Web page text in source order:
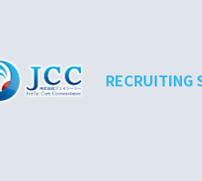
RECRUITING